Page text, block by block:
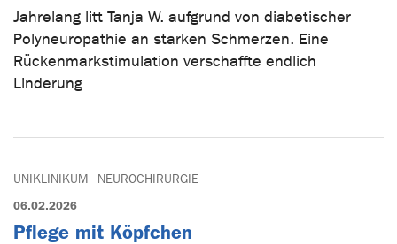
Jahrelang litt Tanja W. aufgrund von diabetischer
Polyneuropathie an starken Schmerzen. Eine
Rückenmarkstimulation verschaffte endlich
Linderung
UNIKLINIKUM NEUROCHIRURGIE
06.02.2026
Pflege mit Köpfchen